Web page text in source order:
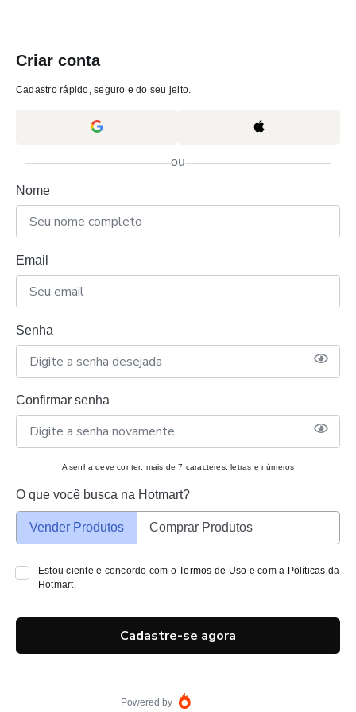
Criar conta
Cadastro rápido, seguro e do seu jeito.
ou
Nome
Email
Senha
Confirmar senha
A senha deve conter: mais de 7 caracteres, letras e números
O que você busca na Hotmart?
Vender Produtos Comprar Produtos
Estou ciente e concordo com oTermos de Uso e com a Políticas da
Hotmart.
Cadastre-se agora
Powered by